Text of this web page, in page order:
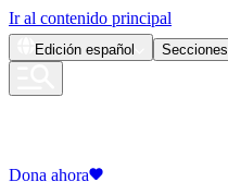
Ir al contenido principal
Edición español Secciones
Dona ahora